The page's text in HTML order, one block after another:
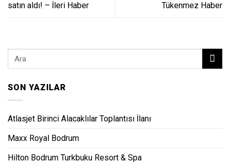
satın aldı! – İleri Haber
Tükenmez Haber
SON YAZILAR
Atlasjet Birinci Alacaklılar Toplantısı İlanı
Maxx Royal Bodrum
Hilton Bodrum Turkbuku Resort & Spa